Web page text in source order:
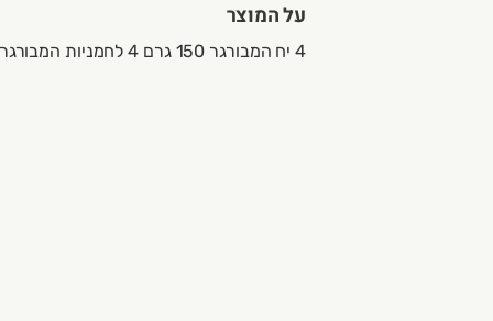
על המוצר
4 יח המבורגר 150 גרם 4 לחמניות המבורגר המוצר מגיע קפוא